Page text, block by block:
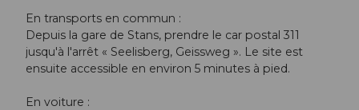
En transports en commun :
Depuis la gare de Stans, prendre le car postal 311
jusqu'à l'arrêt « Seelisberg, Geissweg ». Le site est
ensuite accessible en environ 5 minutes à pied.
En voiture :